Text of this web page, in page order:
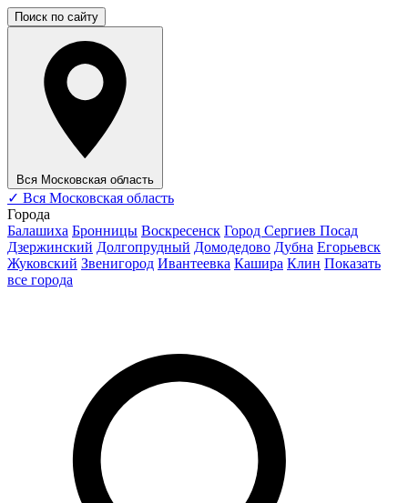
Поиск по сайту
Вся Московская область
✓ Вся Московская область
Города
Балашиха Бронницы Воскресенск Город Сергиев Посад
Дзержинский Долгопрудный Домодедово Дубна Егорьевск
Жуковский Звенигород Ивантеевка Кашира Клин Показать
все города